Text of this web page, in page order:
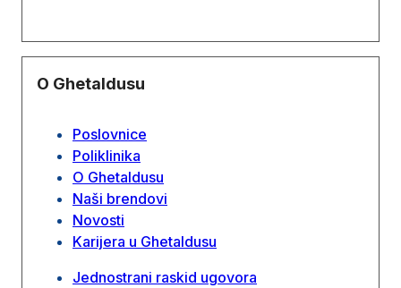
O Ghetaldusu
Poslovnice
Poliklinika
O Ghetaldusu
Naši brendovi
Novosti
Karijera u Ghetaldusu
Jednostrani raskid ugovora